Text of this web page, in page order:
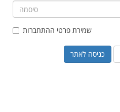
שמירת פרטי ההתחברות